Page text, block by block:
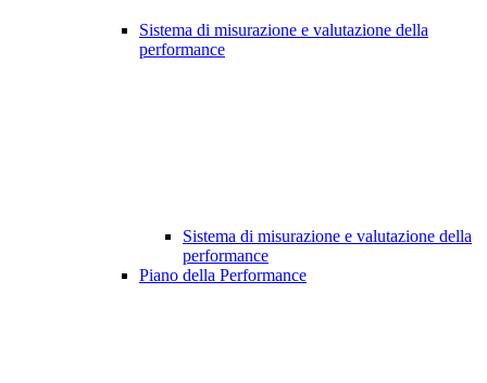
Sistema di misurazione e valutazione della
performance
Sistema di misurazione e valutazione della
performance
Piano della Performance